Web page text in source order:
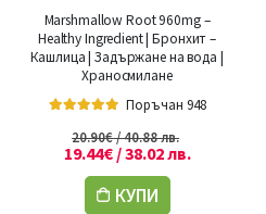
Marshmallow Root 960mg –
Healthy Ingredient | Бронхит –
Кашлица | Задържане на вода |
Храносмилане
Поръчан 948
20.90€/ 40.88 лв.
19.44€/ 38.02 лв.
КУПИ